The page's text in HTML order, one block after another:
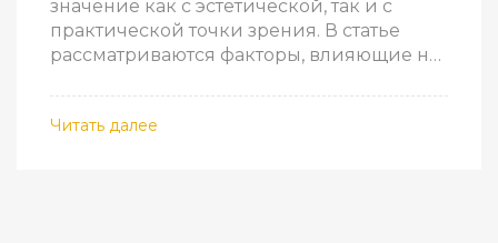
значение как с эстетической, так и с
практической точки зрения. В статье
рассматриваются факторы, влияющие на
следует учитывать при проектировании.
Читать далее